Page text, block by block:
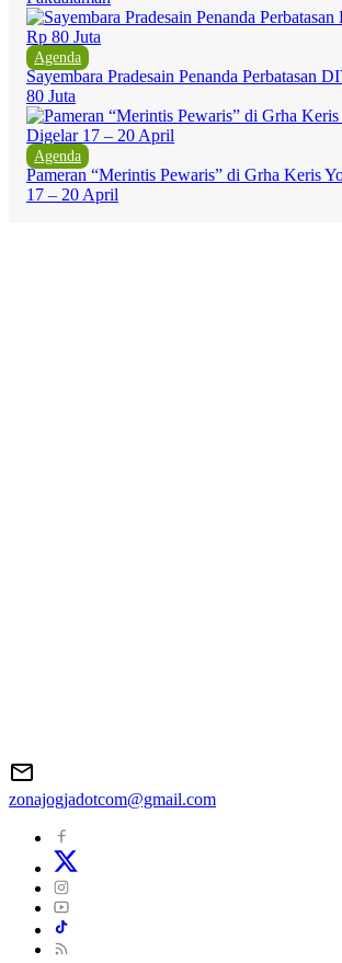
Agenda
Sayembara Pradesain Penanda Perbatasan
80 Juta
Agenda
Pameran “Merintis Pewaris” di Grha Keris
17 – 20 April
zonajogjadotcom@gmail.com